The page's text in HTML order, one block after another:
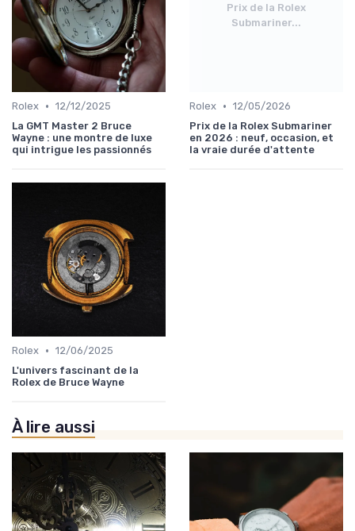
Rolex • 12/12/2025
La GMT Master 2 Bruce
Wayne : une montre de luxe
qui intrigue les passionnés
Prix de la Rolex
Submariner...
Rolex • 12/05/2026
Prix de la Rolex Submariner
en 2026 : neuf, occasion, et
la vraie durée d'attente
Rolex • 12/06/2025
L'univers fascinant de la
Rolex de Bruce Wayne
À lire aussi